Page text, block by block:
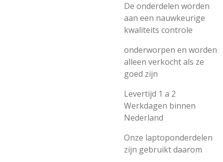
De onderdelen worden
aan een nauwkeurige
kwaliteits controle
onderworpen en worden
alleen verkocht als ze
goed zijn
Levertijd 1 a 2
Werkdagen binnen
Nederland
Onze laptoponderdelen
zijn gebruikt daarom